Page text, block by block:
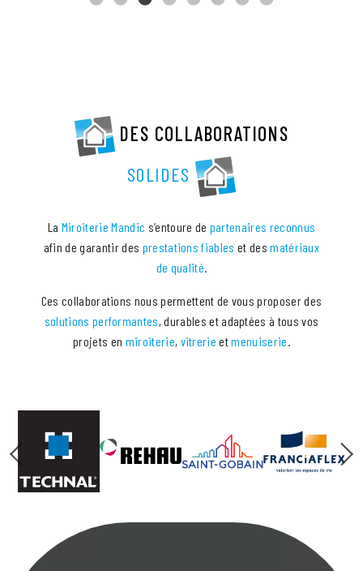
DES COLLABORATIONS
SOLIDES
La Miroiterie Mandic s’entoure de partenaires reconnus
afin de garantir des prestations fiables et desmatériaux
de qualité.
Ces collaborations nous permettent de vous proposer des
solutions performantes, durables et adaptées à tous vos
projets en miroiterie, vitrerie etmenuiserie.